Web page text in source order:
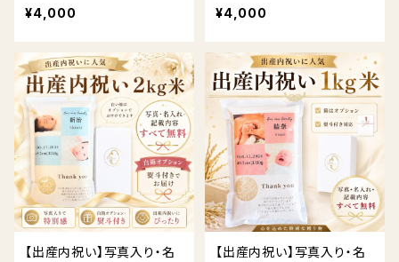
¥4,000
フト（3品種）送料無料 熨斗
対応
¥4,000
【出産内祝い】写真入り・名
【出産内祝い】写真入り・名